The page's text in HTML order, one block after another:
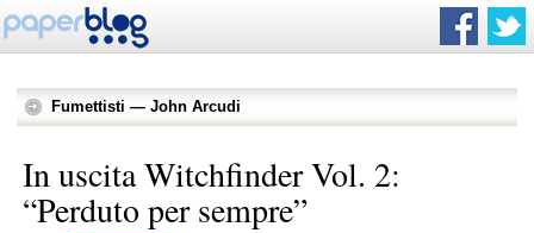
Fumettisti — John Arcudi
In uscita Witchfinde​r Vol. 2:
“Perduto per sempre”